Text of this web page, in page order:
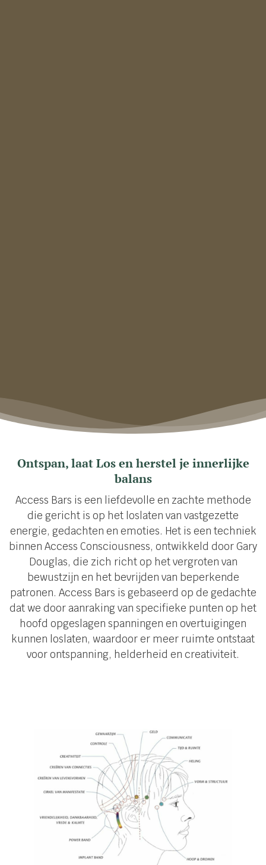
Ontspan, laat Los en herstel je innerlijke
balans
Access Bars is een liefdevolle en zachte methode
die gericht is op het loslaten van vastgezette
energie, gedachten en emoties. Het is een techniek
binnen Access Consciousness, ontwikkeld door Gary
Douglas, die zich richt op het vergroten van
bewustzijn en het bevrijden van beperkende
patronen. Access Bars is gebaseerd op de gedachte
dat we door aanraking van specifieke punten op het
hoofd opgeslagen spanningen en overtuigingen
kunnen loslaten, waardoor er meer ruimte ontstaat
voor ontspanning, helderheid en creativiteit.